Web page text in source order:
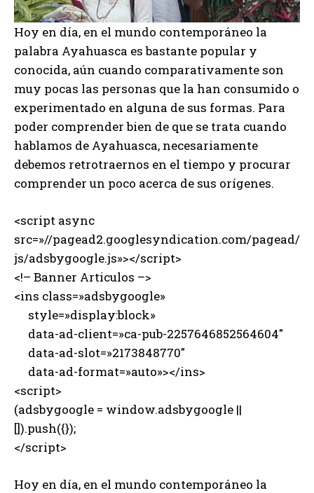
Hoy en día, en el mundo contemporáneo la
palabra Ayahuasca es bastante popular y
conocida, aún cuando comparativamente son
muy pocas las personas que la han consumido o
experimentado en alguna de sus formas. Para
poder comprender bien de que se trata cuando
hablamos de Ayahuasca, necesariamente
debemos retrotraernos en el tiempo y procurar
comprender un poco acerca de sus orígenes.
<script async
src=»//pagead2.googlesyndication.com/pagead/
js/adsbygoogle.js»></script>
<!– Banner Articulos –>
<ins class=»adsbygoogle»
style=»display:block»
data-ad-client=»ca-pub-2257646852564604″
data-ad-slot=»2173848770″
data-ad-format=»auto»></ins>
<script>
(adsbygoogle = window.adsbygoogle ||
[]).push({});
</script>
Hoy en día, en el mundo contemporáneo la